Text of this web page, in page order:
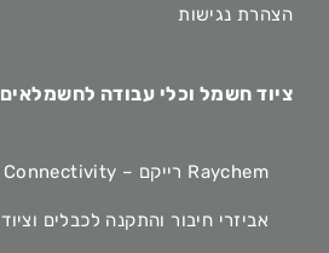
הצהרת נגישות
ציוד חשמל וכלי עבודה לחשמלאים
Raychem רייקם – TE Connectivity
אביזרי חיבור והתקנה לכבלים וציוד